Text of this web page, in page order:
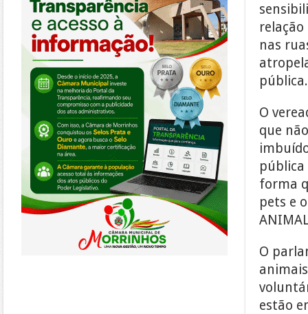
nas
pública.
O
que
pública
forma
pets e
O
estão